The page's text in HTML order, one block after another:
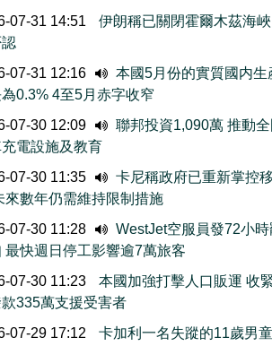
07-31 14:51
伊朗稱已關閉霍爾木茲海
07-31 12:16
本國5月份的實質國内生
0.3% 4至5月赤字收窄
07-30 12:09
聯邦投資1,090萬 推動
電設施及教育
07-30 11:35
卡尼稱政府已重新掌控
來數年仍需維持限制措施
07-30 11:28
WestJet空服員發72小
最快週日停工影響逾7萬旅客
07-30 11:23
本國加強打擊人口販運 收
335萬支援受害者
07-29 17:12
卡加利一名失蹤的11歲男